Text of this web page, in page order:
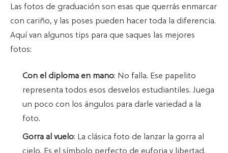
Las fotos de graduación son esas que querrás enmarcar
con cariño, y las poses pueden hacer toda la diferencia.
Aquí van algunos tips para que saques las mejores
fotos:
Con el diploma en mano: No falla. Ese papelito
representa todos esos desvelos estudiantiles. Juega
un poco con los ángulos para darle variedad a la
foto.
Gorra al vuelo: La clásica foto de lanzar la gorra al